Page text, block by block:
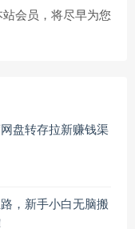
会员，将尽早为您
盘转存拉新赚钱渠
，新手小白无脑搬